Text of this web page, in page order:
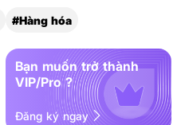
#Hàng hóa
Bạn muốn trở thành
VIP/Pro ?
Đăng ký ngay